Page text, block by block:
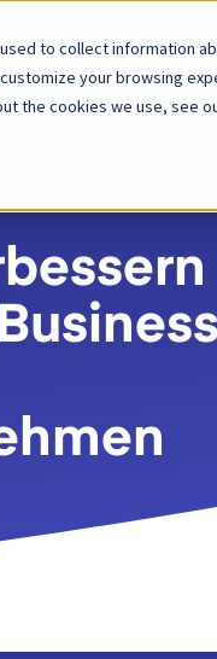
to collect information
your browsing
the cookies we use, see
Lösungen